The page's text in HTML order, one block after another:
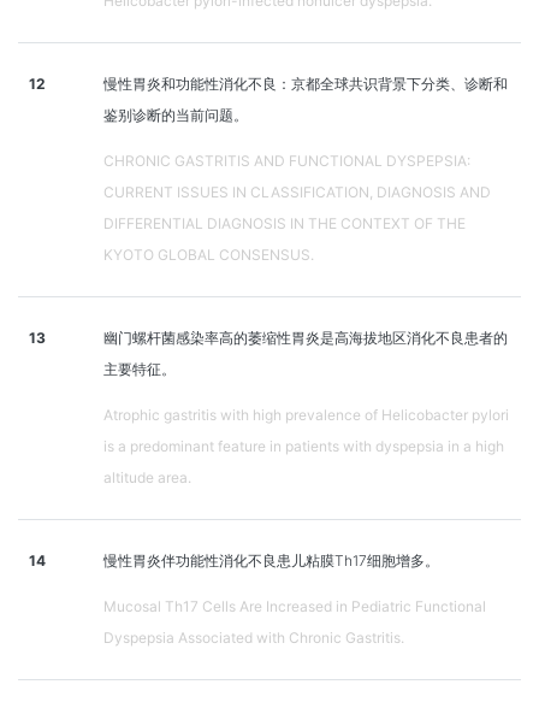
12
慢性胃炎和功能性消化不良：京都全球共识背景下分类、诊断和
鉴别诊断的当前问题。
CHRONIC GASTRITIS AND FUNCTIONAL DYSPEPSIA:
CURRENT ISSUES IN CLASSIFICATION, DIAGNOSIS AND
DIFFERENTIAL DIAGNOSIS IN THE CONTEXT OF THE
KYOTO GLOBAL CONSENSUS.
13
幽门螺杆菌感染率高的萎缩性胃炎是高海拔地区消化不良患者的
主要特征。
Atrophic gastritis with high prevalence of Helicobacter pylori
is a predominant feature in patients with dyspepsia in a high
altitude area.
14 慢性胃炎伴功能性消化不良患儿粘膜Th17细胞增多。
Mucosal Th17 Cells Are Increased in Pediatric Functional
Dyspepsia Associated with Chronic Gastritis.